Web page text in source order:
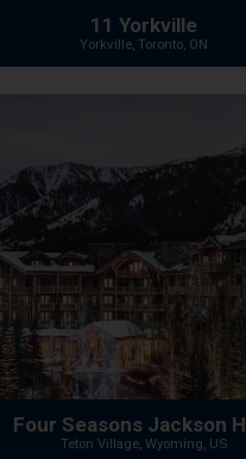
11 Yorkville
Yorkville, Toronto, ON
Four Seasons Jackson
Teton Village, Wyoming, US